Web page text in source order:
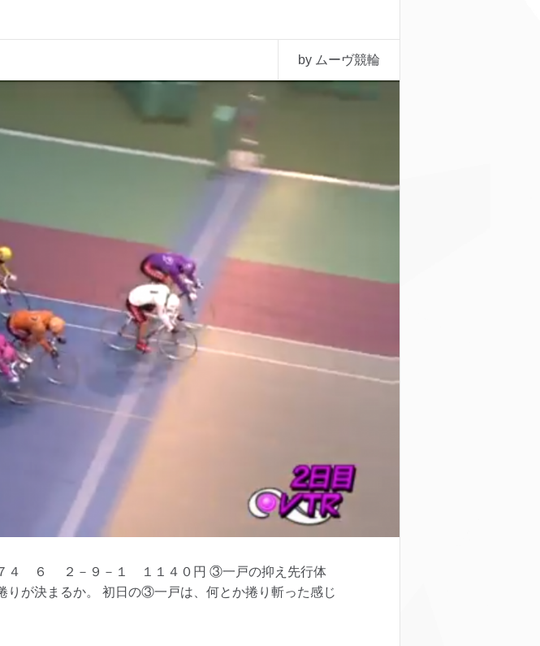
by ムーヴ競輪
６ ２－９－１ １１４０円 ③一戸の抑え先行体
が決まるか。 初日の③一戸は、何とか捲り斬った感じ